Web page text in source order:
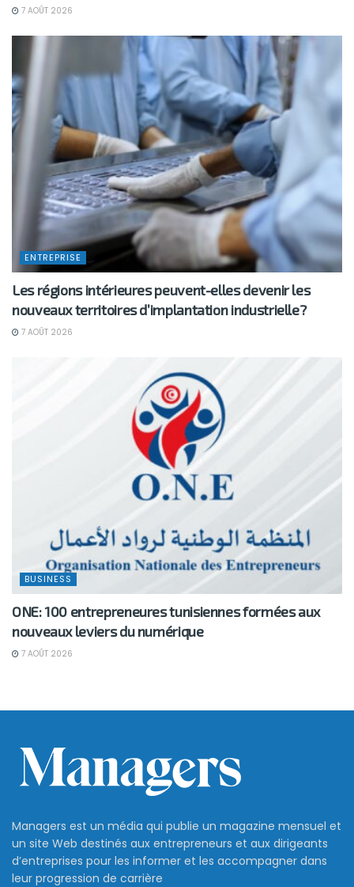
7 AOÛT 2026
ENTREPRISE
Les régions intérieures peuvent-elles devenir les
nouveaux territoires d’implantation industrielle?
7 AOÛT 2026
BUSINESS
ONE: 100 entrepreneures tunisiennes formées aux
nouveaux leviers du numérique
7 AOÛT 2026
Managers est un média qui publie un magazine mensuel et
un site Web destinés aux entrepreneurs et aux dirigeants
d’entreprises pour les informer et les accompagner dans
leur progression de carrière